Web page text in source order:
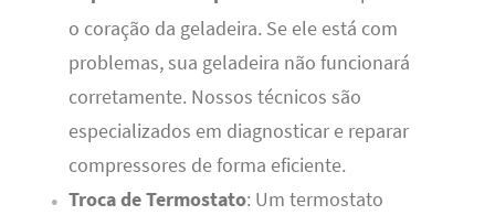
o coração da geladeira. Se ele está com
problemas, sua geladeira não funcionará
corretamente. Nossos técnicos são
especializados em diagnosticar e reparar
compressores de forma eficiente.
Troca de Termostato: Um termostato